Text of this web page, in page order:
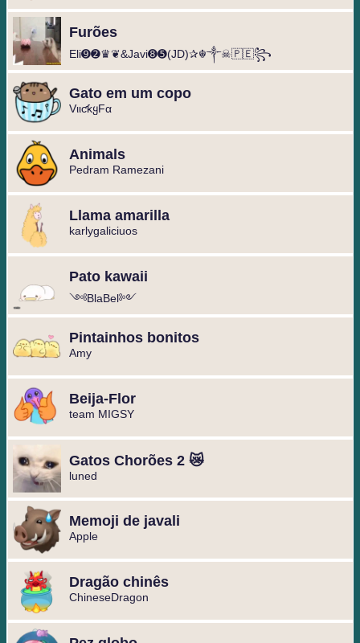
Furões
Eli➒➋♛❦&Javi➑➎(JD)✰☬༒☠︎🇵🇪꧂
Gato em um copo
VιιƈƙყFα
Animals
Pedram Ramezani
Llama amarilla
karlygaliciuos
Pato kawaii
༺BlaBel༻
Pintainhos bonitos
Amy
Beija-Flor
team MIGSY
Gatos Chorões 2 😿
luned
Memoji de javali
Apple
Dragão chinês
ChineseDragon